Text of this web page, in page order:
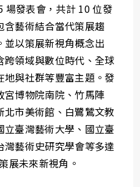
場發表會，共計 10 位發
藝術結合當代策展趨
以策展新視角概念出
領域與數位時代、全球
與社群等豐富主題。發
宮博物院南院、竹馬陣
市美術館、白鷺鷥文教
臺灣藝術大學、國立臺
藝術史研究學會等多達
展未來新視角。